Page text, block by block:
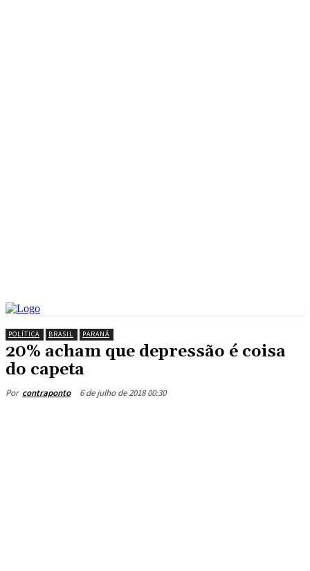
POLÍTICA BRASIL PARANÁ
20% acham que depressão é coisa
do capeta
Por contraponto 6 de julho de 2018 00:30